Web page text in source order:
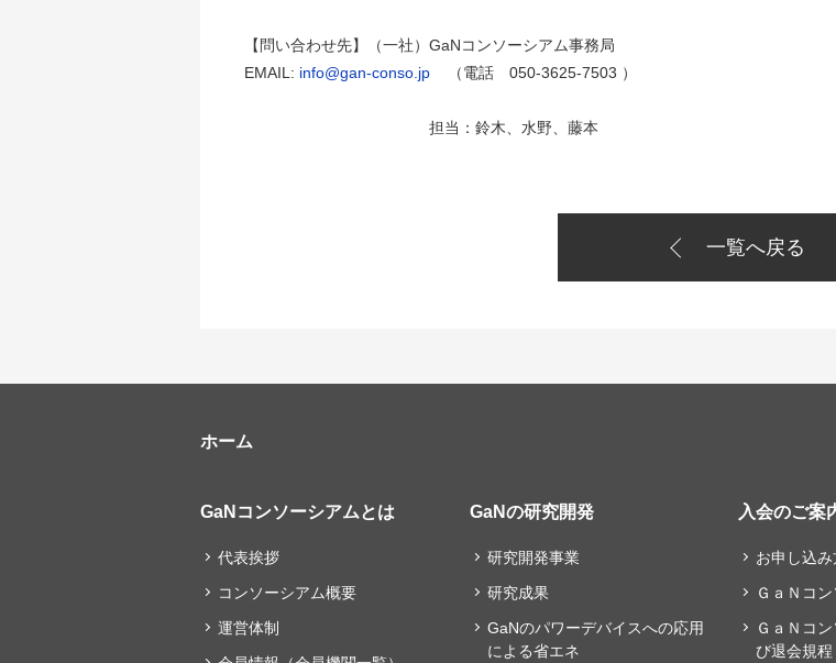
【問い合わせ先】（一社）GaNコンソーシアム事務局
EMAIL: info@gan-conso.jp （電話 050-3625-7503 ）
担当：鈴木、水野、藤本
一覧へ戻る
ホーム
GaNコンソーシアムとは
代表挨拶
コンソーシアム概要
運営体制
GaNの研究開発
研究開発事業
研究成果
GaNのパワーデバイスへの応用
による省エネ
入会のご案
お申し込
ＧａＮコ
ＧａＮコ
び退会規程